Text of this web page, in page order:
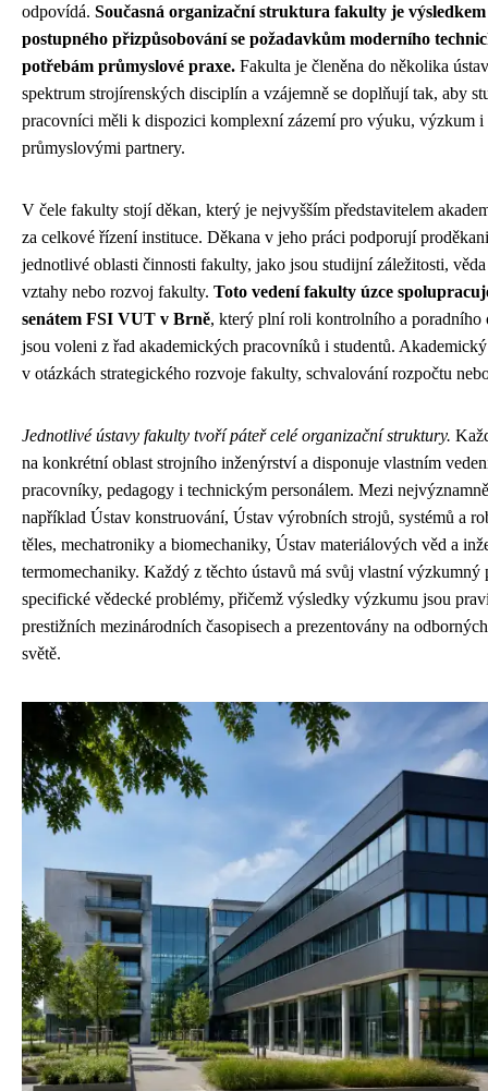
odpovídá. Současná organizační struktura fakulty je
postupného přizpůsobování se požadavkům moderního
potřebám průmyslové praxe. Fakulta je členěna do několika
spektrum strojírenských disciplín a vzájemně se doplňují tak, aby
pracovníci měli k dispozici komplexní zázemí pro výuku, výzkum i
průmyslovými partnery.
V čele fakulty stojí děkan, který je nejvyšším představitelem
za celkové řízení instituce. Děkana v jeho práci podporují
jednotlivé oblasti činnosti fakulty, jako jsou studijní záležitosti,
vztahy nebo rozvoj fakulty. Toto vedení fakulty úzce
senátem FSI VUT v Brně, který plní roli kontrolního a poradního
jsou voleni z řad akademických pracovníků i studentů.
v otázkách strategického rozvoje fakulty, schvalování rozpočtu
Jednotlivé ústavy fakulty tvoří páteř celé organizační struktury.
na konkrétní oblast strojního inženýrství a disponuje vlastním
pracovníky, pedagogy i technickým personálem. Mezi
například Ústav konstruování, Ústav výrobních strojů, systémů a
těles, mechatroniky a biomechaniky, Ústav materiálových věd a
termomechaniky. Každý z těchto ústavů má svůj vlastní výzkumný
specifické vědecké problémy, přičemž výsledky výzkumu jsou
prestižních mezinárodních časopisech a prezentovány na
světě.